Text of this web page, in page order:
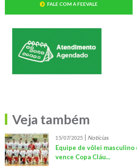
FALE COM A FEEVALE
Veja também
15/07/2025 Notícias
Equipe de vôlei
vence Copa Cláu...